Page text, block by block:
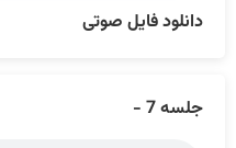
دانلود فایل صوتی
جلسه 7 -